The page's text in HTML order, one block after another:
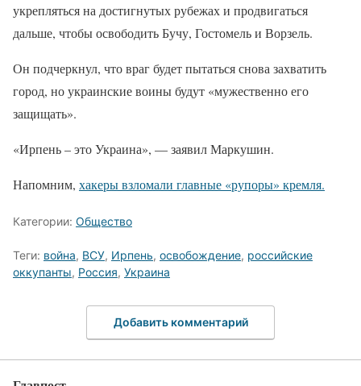
укрепляться на достигнутых рубежах и продвигаться
дальше, чтобы освободить Бучу, Гостомель и Ворзель.
Он подчеркнул, что враг будет пытаться снова захватить
город, но украинские воины будут «мужественно его
защищать».
«Ирпень – это Украина», — заявил Маркушин.
Напомним, хакеры взломали главные «рупоры» кремля.
Категории: Общество
Теги: война, ВСУ, Ирпень, освобождение, российские
оккупанты, Россия, Украина
Добавить комментарий